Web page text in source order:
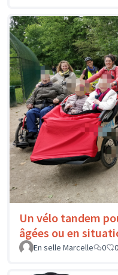
Un vélo tandem
âgées ou en
En selle Marcelle
0 0